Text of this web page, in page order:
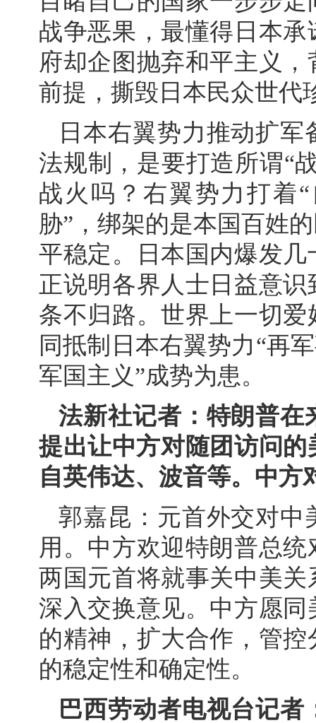
战争恶果，最懂得日本
府却企图抛弃和平主义
前提，撕毁日本民众世代
日本右翼势力推动扩
法规制，是要打造所谓“
战火吗？右翼势力打着
胁”，绑架的是本国百姓
平稳定。日本国内爆发
正说明各界人士日益意
条不归路。世界上一切
同抵制日本右翼势力“再
军国主义”成势为患。
法新社记者：特朗普在
提出让中方对随团访问
自英伟达、波音等。中方
郭嘉昆：元首外交对中
用。中方欢迎特朗普总
两国元首将就事关中美
深入交换意见。中方愿
的精神，扩大合作，管
的稳定性和确定性。
巴西劳动者电视台记